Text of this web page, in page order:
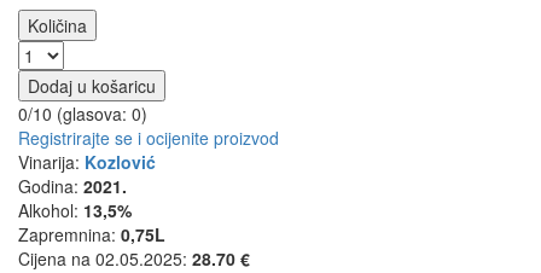
Količina
Dodaj u košaricu
0/10 (glasova: 0)
Registrirajte se i ocijenite proizvod
Vinarija: Kozlović
Godina: 2021.
Alkohol: 13,5%
Zapremnina: 0,75L
Cijena na 02.05.2025: 28.70 €